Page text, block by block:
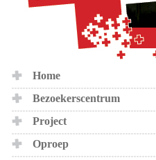
Home
Bezoekerscentrum
Project
Oproep